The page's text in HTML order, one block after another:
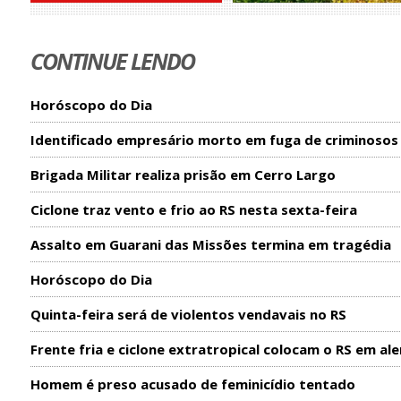
CONTINUE LENDO
Horóscopo do Dia
Identificado empresário morto em fuga de criminosos
Brigada Militar realiza prisão em Cerro Largo
Ciclone traz vento e frio ao RS nesta sexta-feira
Assalto em Guarani das Missões termina em tragédia
Horóscopo do Dia
Quinta-feira será de violentos vendavais no RS
Frente fria e ciclone extratropical colocam o RS em
Homem é preso acusado de feminicídio tentado